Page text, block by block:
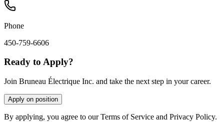
Phone
450-759-6606
Ready to Apply?
Join Bruneau Électrique Inc. and take the next step in your career.
Apply on position
By applying, you agree to our Terms of Service and Privacy Policy.